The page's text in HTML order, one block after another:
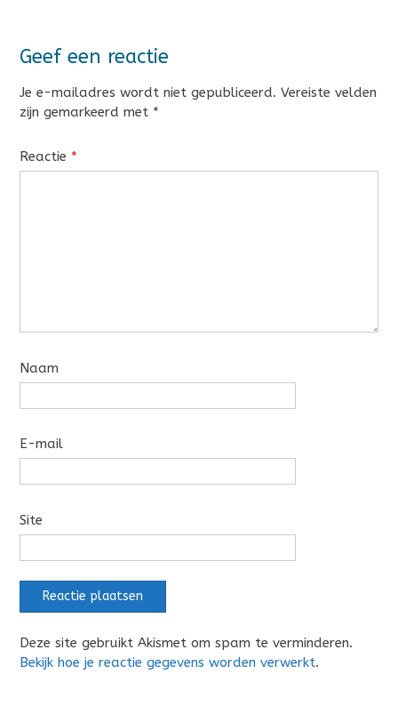
Geef een reactie
Je e-mailadres wordt niet gepubliceerd. Vereiste velden
zijn gemarkeerd met *
Reactie *
Naam
E-mail
Site
Deze site gebruikt Akismet om spam te verminderen.
Bekijk hoe je reactie gegevens worden verwerkt.